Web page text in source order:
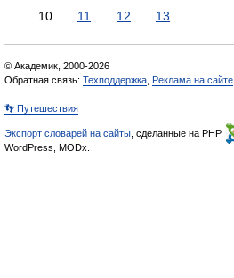
10
11 12 13
© Академик, 2000-2026
Обратная связь: Техподдержка Реклама на сайте
👣 Путешествия
Экспорт словарей на сайты , сделанные на PHP,
WordPress, MODx.